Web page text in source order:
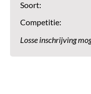
Soort:
Competitie:
Losse inschrijving